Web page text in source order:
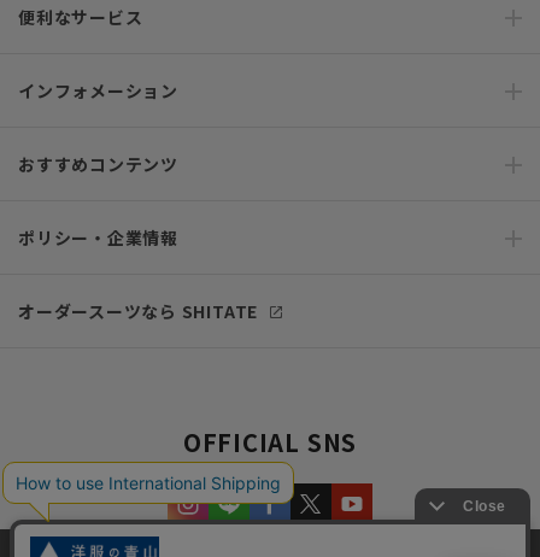
便利なサービス
インフォメーション
おすすめコンテンツ
ポリシー・企業情報
オーダースーツなら SHITATE
OFFICIAL SNS